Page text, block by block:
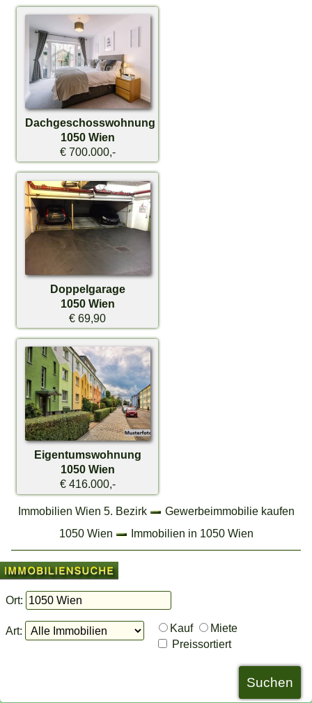
Dachgeschosswohnung
1050 Wien
€ 700.000,-
Doppelgarage
1050 Wien
€ 69,90
Eigentumswohnung
1050 Wien
€ 416.000,-
Immobilien Wien 5. Bezirk
Gewerbeimmobilie kaufen
1050 Wien
Immobilien in 1050 Wien
Ort:
Art: Kauf
Miete
Preissortiert